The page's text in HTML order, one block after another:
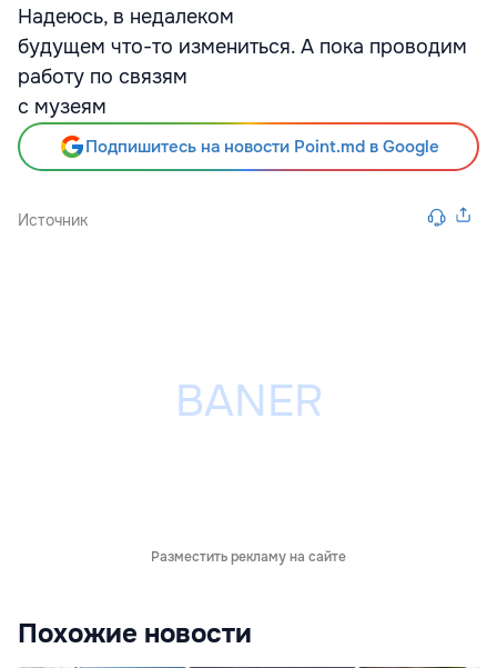
Надеюсь, в недалеком
будущем что-то измениться. А пока проводим
работу по связям
с музеям
Подпишитесь на новости Point.md в Google
Источник
Разместить рекламу на сайте
Похожие новости